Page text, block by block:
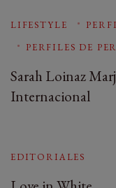
LIFESTYLE
PERFILES DE
Sarah Loinaz
Internacional
EDITORIALES